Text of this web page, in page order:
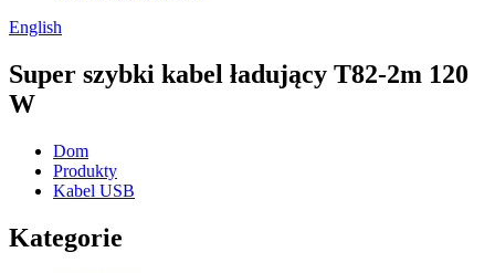
English
Super szybki kabel ładujący T82-2m 120
W
Dom
Produkty
Kabel USB
Kategorie